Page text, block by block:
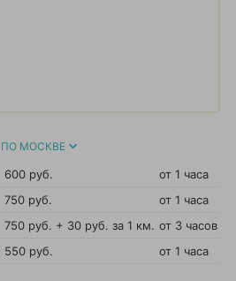
ПО МОСКВЕ
600 руб.
от 1 часа
750 руб.
от 1 часа
750 руб. + 30 руб. за 1 км. от 3 часов
550 руб. от 1 часа